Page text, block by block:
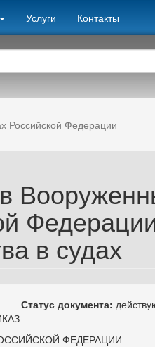
Услуги Контакты
Российской Федерации
в судах
Статус документа:
ФЕДЕРАЦИИ